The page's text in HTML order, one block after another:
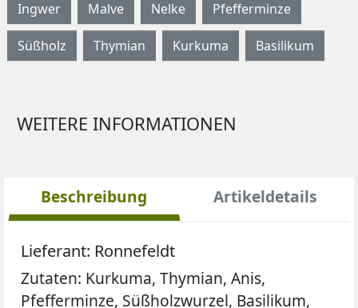
Ingwer Malve Nelke Pfefferminze
Süßholz Thymian Kurkuma Basilikum
WEITERE INFORMATIONEN
Beschreibung Artikeldetails
Lieferant: Ronnefeldt
Zutaten: Kurkuma, Thymian, Anis,
Pfefferminze, Süßholzwurzel, Basilikum,